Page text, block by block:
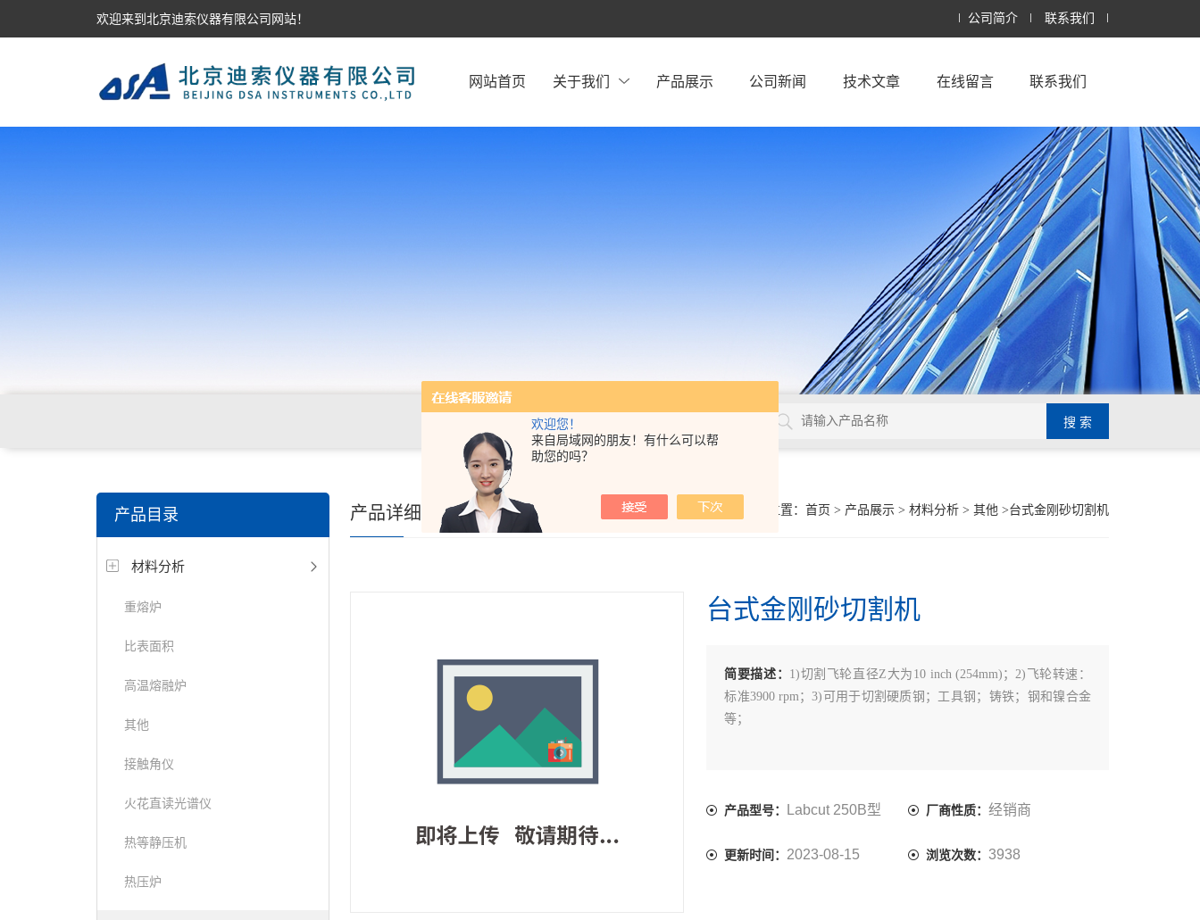
欢迎您！
来自局域网的朋友！有什么可以帮
助您的吗？
欢迎来到北京迪索仪器有限公司网站！ 公司简介 联系我们
网站首页 关于我们 产品展示 公司新闻 技术文章 在线留言 联系我们
产品目录
材料分析
重熔炉
比表面积
高温熔融炉
其他
接触角仪
火花直读光谱仪
热等静压机
热压炉
你的位置： 首页 > 产品展示 > 材料分析 > 其他 >台式金刚砂切割机
产品详细页
台式金刚砂切割机
简要描述： 1)切割飞轮直径Z大为10 inch (254mm)；2)飞轮转速：
标准3900 rpm；3)可用于切割硬质钢；工具钢；铸铁；钢和镍合金
等；
产品型号： Labcut 250B型 厂商性质： 经销商
更新时间： 2023-08-15 浏览次数： 3938